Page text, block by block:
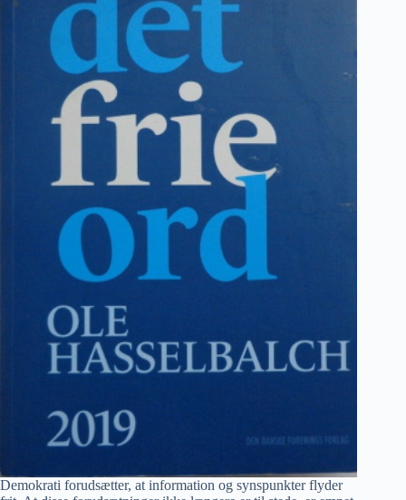
Demokrati forudsætter, at information og synspunkter flyder